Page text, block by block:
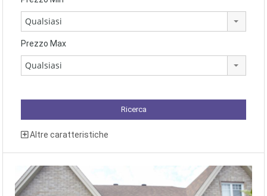
Qualsiasi
Prezzo Max
Qualsiasi
Altre caratteristiche